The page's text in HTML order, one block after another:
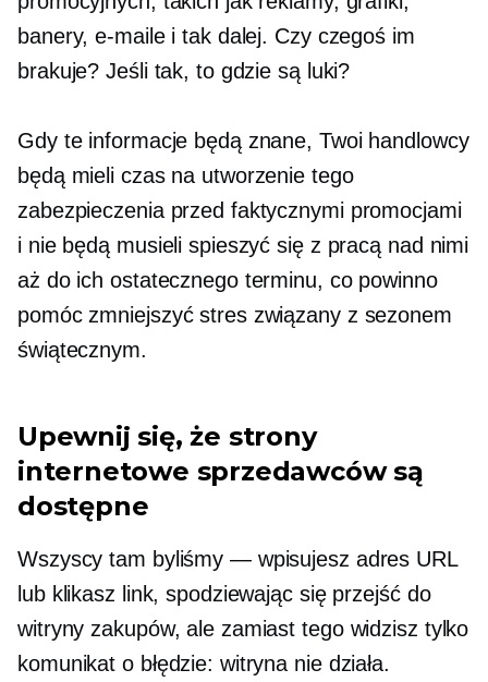
banery, e-maile i tak dalej. Czy czegoś im
brakuje? Jeśli tak, to gdzie są luki?
Gdy te informacje będą znane, Twoi handlowcy
będą mieli czas na utworzenie tego
zabezpieczenia przed faktycznymi promocjami
i nie będą musieli spieszyć się z pracą nad nimi
aż do ich ostatecznego terminu, co powinno
pomóc zmniejszyć stres związany z sezonem
świątecznym.
Upewnij się, że strony
internetowe sprzedawców są
dostępne
Wszyscy tam byliśmy — wpisujesz adres URL
lub klikasz link, spodziewając się przejść do
witryny zakupów, ale zamiast tego widzisz tylko
komunikat o błędzie: witryna nie działa.